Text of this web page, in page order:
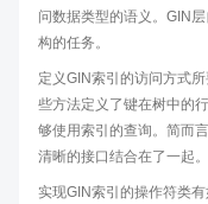
问数据类型的语义。GIN
构的任务。
定义GIN索引的访问方式
些方法定义了键在树中的
够使用索引的查询。简而
清晰的接口结合在了一起。
实现GIN索引的操作符类有